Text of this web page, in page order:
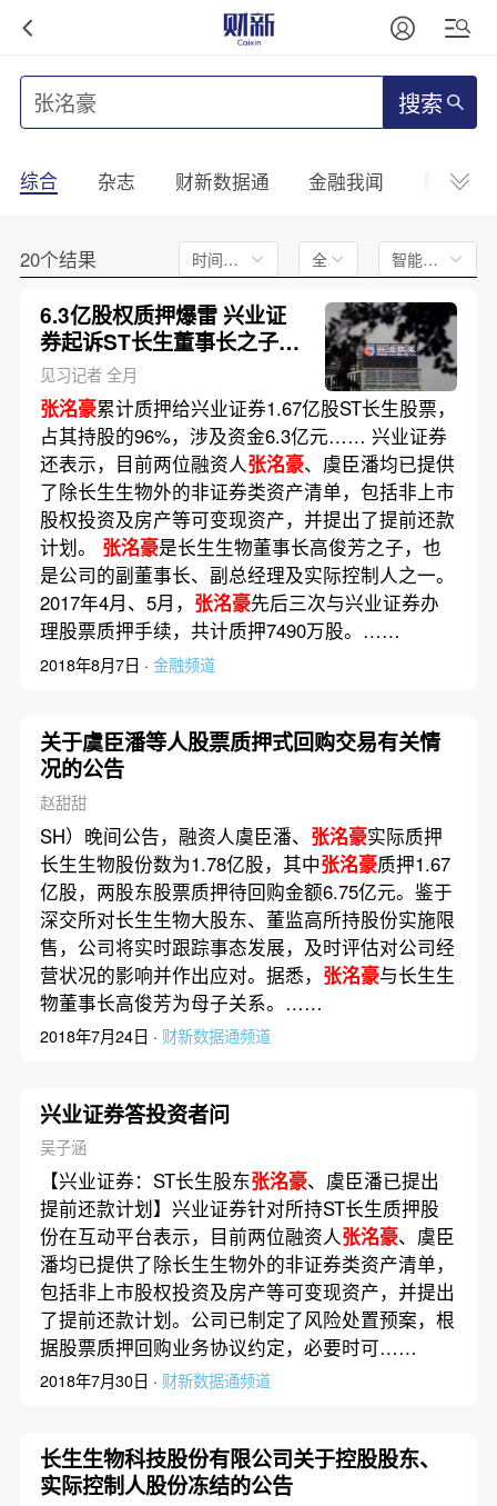
搜索
综合 杂志 财新数据通 金融我闻 财新
20个结果 时间不限 全文 智能排序
6.3亿股权质押爆雷 兴业证
券起诉ST长生董事长之子张
洺豪
见习记者 全月
张洺豪累计质押给兴业证券1.67亿股ST长生股票，
占其持股的96%，涉及资金6.3亿元…… 兴业证券
还表示，目前两位融资人张洺豪、虞臣潘均已提供
了除长生生物外的非证券类资产清单，包括非上市
股权投资及房产等可变现资产，并提出了提前还款
计划。 张洺豪是长生生物董事长高俊芳之子，也
是公司的副董事长、副总经理及实际控制人之一。
2017年4月、5月， 张洺豪先后三次与兴业证券办
理股票质押手续，共计质押7490万股。……
2018年8月7日 · 金融频道
关于虞臣潘等人股票质押式回购交易有关情
况的公告
赵甜甜
SH）晚间公告，融资人虞臣潘、 张洺豪实际质押
长生生物股份数为1.78亿股，其中张洺豪质押1.67
亿股，两股东股票质押待回购金额6.75亿元。鉴于
深交所对长生生物大股东、董监高所持股份实施限
售，公司将实时跟踪事态发展，及时评估对公司经
营状况的影响并作出应对。据悉， 张洺豪与长生生
物董事长高俊芳为母子关系。……
2018年7月24日 · 财新数据通频道
兴业证券答投资者问
吴子涵
【兴业证券：ST长生股东张洺豪、虞臣潘已提出
提前还款计划】兴业证券针对所持ST长生质押股
份在互动平台表示，目前两位融资人张洺豪、虞臣
潘均已提供了除长生生物外的非证券类资产清单，
包括非上市股权投资及房产等可变现资产，并提出
了提前还款计划。公司已制定了风险处置预案，根
据股票质押回购业务协议约定，必要时可……
2018年7月30日 · 财新数据通频道
长生生物科技股份有限公司关于控股股东、
实际控制人股份冻结的公告